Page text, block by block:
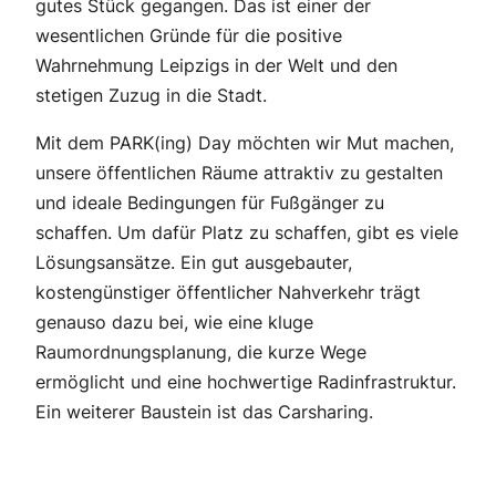
gutes Stück gegangen. Das ist einer der
wesentlichen Gründe für die positive
Wahrnehmung Leipzigs in der Welt und den
stetigen Zuzug in die Stadt.
Mit dem PARK(ing) Day möchten wir Mut machen,
unsere öffentlichen Räume attraktiv zu gestalten
und ideale Bedingungen für Fußgänger zu
schaffen. Um dafür Platz zu schaffen, gibt es viele
Lösungsansätze. Ein gut ausgebauter,
kostengünstiger öffentlicher Nahverkehr trägt
genauso dazu bei, wie eine kluge
Raumordnungsplanung, die kurze Wege
ermöglicht und eine hochwertige Radinfrastruktur.
Ein weiterer Baustein ist das Carsharing.